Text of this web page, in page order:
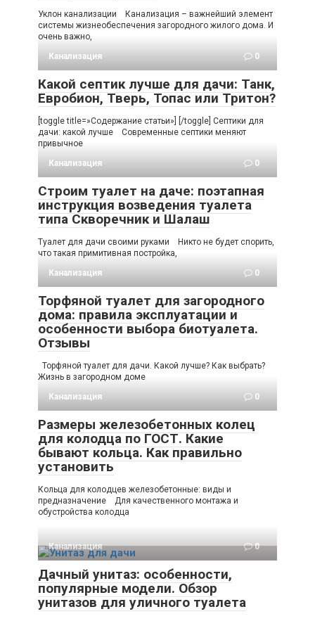
Уклон канализации Канализация – важнейший элемент
системы жизнеобеспечения загородного жилого дома. И
очень важно,
Канализация
0
Какой септик лучше для дачи: Танк,
Евробион, Тверь, Топас или Тритон?
[toggle title=»Содержание статьи»] [/toggle] Септики для
дачи: какой лучше Современные септики меняют
привычное
Канализация
0
Строим туалет на даче: поэтапная
инструкция возведения туалета
типа Скворечник и Шалаш
Туалет для дачи своими руками Никто не будет спорить,
что такая примитивная постройка,
Канализация
0
Торфяной туалет для загородного
дома: правила эксплуатации и
особенности выбора биотуалета.
Отзывы
Торфяной туалет для дачи. Какой лучше? Как выбрать?
Жизнь в загородном доме
Канализация
0
Размеры железобетонных колец
для колодца по ГОСТ. Какие
бывают кольца. Как правильно
установить
Кольца для колодцев железобетонные: виды и
предназначение Для качественного монтажа и
обустройства колодца
Канализация 0
Дачный унитаз: особенности,
популярные модели. Обзор
унитазов для уличного туалета